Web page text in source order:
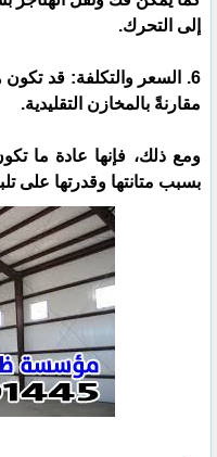
إلى التحرك.
6. السعر والتكلفة: قد تكون
مقارنةً بالمخازن التقليدية.
ومع ذلك، فإنها عادة ما
بسبب متانتها وقدرتها على